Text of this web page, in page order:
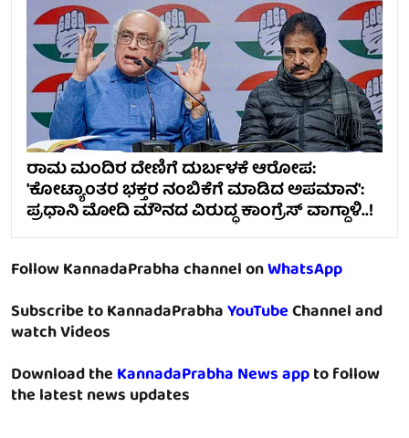
ರಾಮ ಮಂದಿರ ದೇಣಿಗೆ ದುರ್ಬಳಕೆ ಆರೋಪ:
'ಕೋಟ್ಯಾಂತರ ಭಕ್ತರ ನಂಬಿಕೆಗೆ ಮಾಡಿದ ಅಪಮಾನ':
ಪ್ರಧಾನಿ ಮೋದಿ ಮೌನದ ವಿರುದ್ಧ ಕಾಂಗ್ರೆಸ್ ವಾಗ್ದಾಳಿ..!
Follow KannadaPrabha channel onWhatsApp
Subscribe to KannadaPrabhaYouTubeChannel and
watch Videos
Download theKannadaPrabha News appto follow
the latest news updates